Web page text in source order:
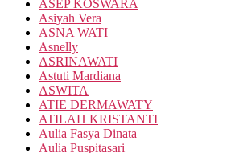
ASEP KOSWARA
Asiyah Vera
ASNA WATI
Asnelly
ASRINAWATI
Astuti Mardiana
ASWITA
ATIE DERMAWATY
ATILAH KRISTANTI
Aulia Fasya Dinata
Aulia Puspitasari